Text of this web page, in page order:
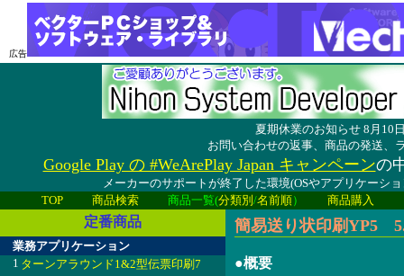
広告
夏期休業のお知らせ 8月10
お問い合わせの返事、商品の発送、
Google Play の #WeArePlay Japan キャンペーンの
メーカーのサポートが終了した環境(OSやアプリケーシ
TOP
商品検索 商品一覧(分類別 /名前順） 商品購入
定番商品
業務アプリケーション
1 ターンアラウンド1&2型伝票印刷7
簡易送り状印刷YP5
●概要